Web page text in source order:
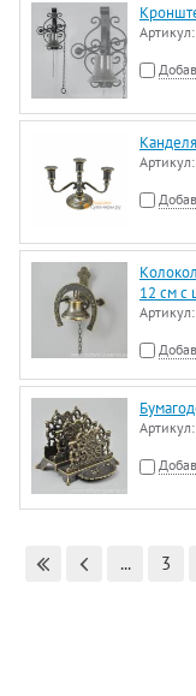
Артикул:
Артикул:
12 см с
Артикул:
Артикул:
... 3